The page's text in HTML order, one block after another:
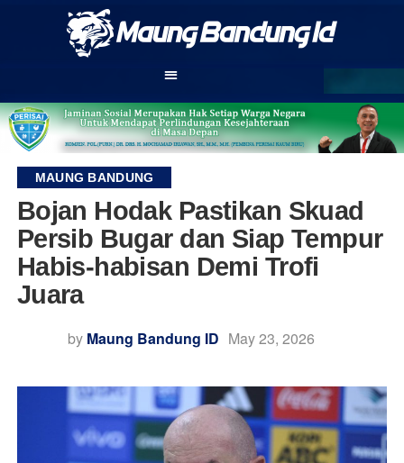
MAUNG BANDUNG
Bojan Hodak Pastikan Skuad
Persib Bugar dan Siap Tempur
Habis-habisan Demi Trofi
Juara
by Maung Bandung ID May 23, 2026